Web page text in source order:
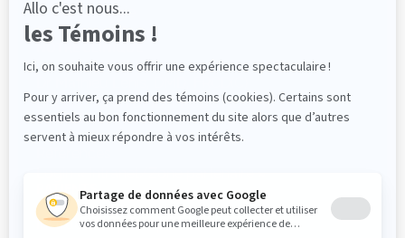
Traumatologie
Radiologie 3D
NOTRE CLINIQUE
Dr Elliot Saleh DMD, FRCDC ABOMS
PROFESSIONNELS
PATIENTS
Instructions postopératoires